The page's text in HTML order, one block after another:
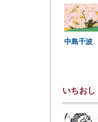
中島千波
いちおし